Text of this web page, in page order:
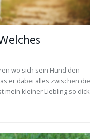
wo sich sein Hund den
er dabei alles zwischen die
mein kleiner Liebling so dick